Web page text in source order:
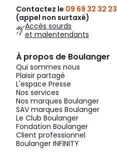
Contactez le 09 69 32 32 23
(appel non surtaxé)
Accès sourds
et malentendants
À propos de Boulanger
Qui sommes nous
Plaisir partagé
L'espace Presse
Nos services
Nos marques Boulanger
SAV marques Boulanger
Le Club Boulanger
Fondation Boulanger
Client professionnel
Boulanger INFINITY